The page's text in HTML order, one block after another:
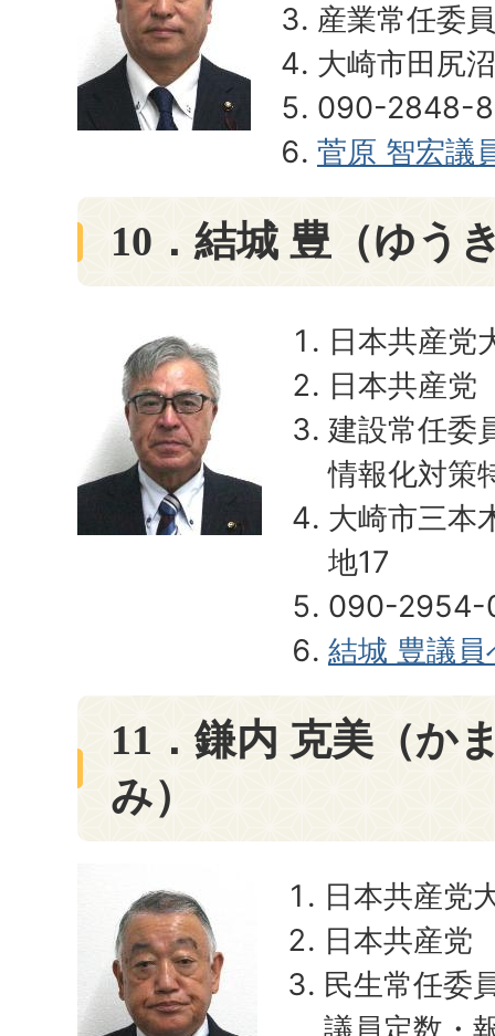
産業常任委
大崎市田尻
090-2848-
菅原 智宏議
10．結城 豊（ゆう
日本共産党
日本共産党
建設常任委
情報化対策
大崎市三本
地17
090-2954-
結城 豊議
11．鎌内 克美（か
み）
日本共産党
日本共産党
民生常任委